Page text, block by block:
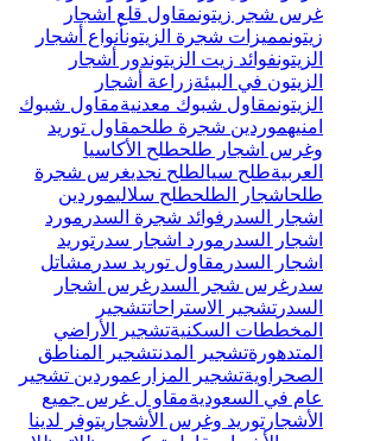
غرس شجر زيتونمقاول قلع اشجار
زيتونمميزات شجرة الزيتونأنواع أشجار
الزيتونفوائد زيت الزيتوندور أشجار
الزيتون في البيئةزراعة أشجار
الزيتونمقاول شبوك معدنيةمقاول شبوك
امنيهموردين شجرة طلحمقاول توريد
وغرس اشجار طلحطلح الأكاسيا
العربيةطلح سيالطلح نجديغرس شجرة
طلحاشجار الطلحطلح سلاليموردين
اشجار السدر فوائد شجرة السدر مورد
اشجار السدر مورد اشجار سدر توريد
اشجار السدر مقاول توريد سدر مشاتل
سدر غرس شجر السدر غرس اشجار
السدر تشجير الاستراحاتتشجير
المخططات السكنيةتشجير الأراضي
المتدهورةتشجير المدنتشجير المناطق
الصحراويةتشجير المزارعموردين تشجير
عام في السعوديةمقاو ل غرس جميع
الأشجار توريد وغرس الأشجار يتوفر لدينا